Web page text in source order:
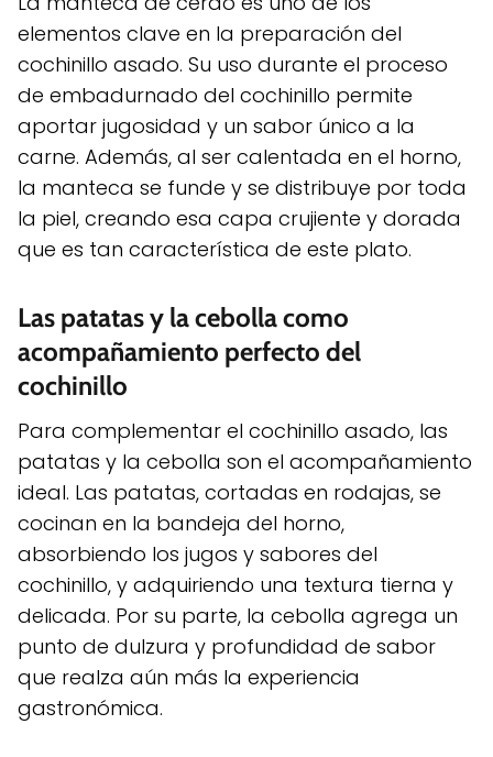
elementos clave en la preparación del
cochinillo asado. Su uso durante el proceso
de embadurnado del cochinillo permite
aportar jugosidad y un sabor único a la
carne. Además, al ser calentada en el horno,
la manteca se funde y se distribuye por toda
la piel, creando esa capa crujiente y dorada
que es tan característica de este plato.
Las patatas y la cebolla como
acompañamiento perfecto del
cochinillo
Para complementar el cochinillo asado, las
patatas y la cebolla son el acompañamiento
ideal. Las patatas, cortadas en rodajas, se
cocinan en la bandeja del horno,
absorbiendo los jugos y sabores del
cochinillo, y adquiriendo una textura tierna y
delicada. Por su parte, la cebolla agrega un
punto de dulzura y profundidad de sabor
que realza aún más la experiencia
gastronómica.